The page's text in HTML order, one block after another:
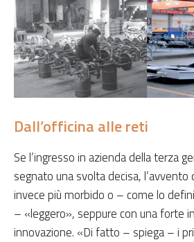
Dall’officina alle reti
Se l’ingresso in azienda della terza
segnato una svolta decisa,
invece più morbido o – come lo
– «leggero», seppure con una forte
innovazione. «Di fatto – spiega – i